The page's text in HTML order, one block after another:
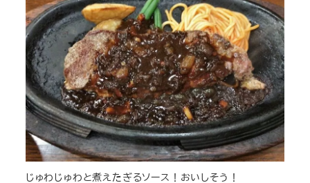
じゅわじゅわと煮えたぎるソース！おいしそう！